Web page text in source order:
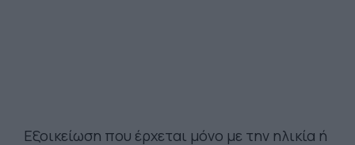
Εξοικείωση που έρχεται μόνο με την ηλικία ή